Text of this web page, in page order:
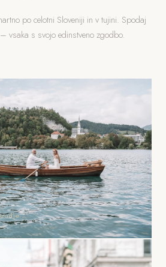
po celotni Sloveniji in v tujini. Spodaj
vsaka s svojo edinstveno zgodbo.